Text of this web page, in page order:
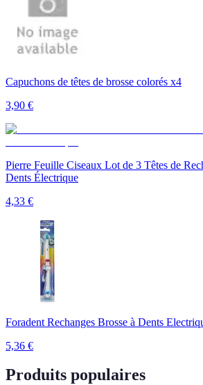
Capuchons de têtes de brosse colorés x4
3,90 €
Pierre Feuille Ciseaux Lot de 3 Têtes de
Dents Électrique
4,33 €
Foradent Rechanges Brosse à Dents
5,36 €
Produits populaires